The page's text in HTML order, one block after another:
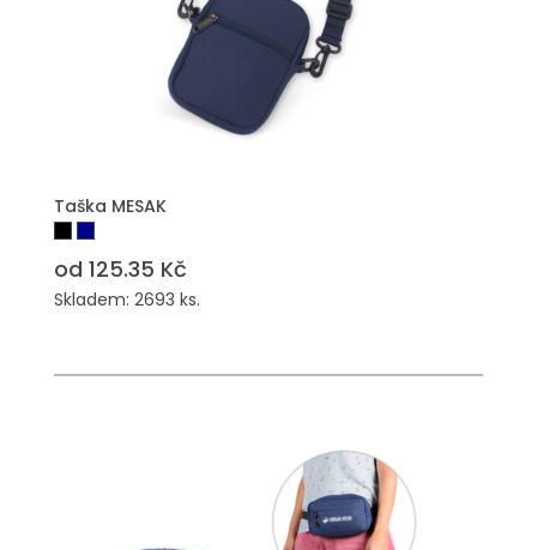
Taška MESAK
od 125.35 Kč
Skladem: 2693 ks.